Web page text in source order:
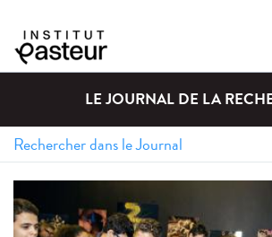
LE JOURNAL DE LA